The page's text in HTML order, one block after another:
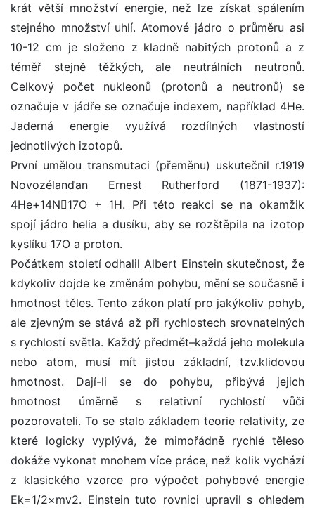
krát větší množství energie, než lze získat spálením
stejného množství uhlí. Atomové jádro o průměru asi
10-12 cm je složeno z kladně nabitých protonů a z
téměř stejně těžkých, ale neutrálních neutronů.
Celkový počet nukleonů (protonů a neutronů) se
označuje v jádře se označuje indexem, například 4He.
Jaderná energie využívá rozdílných vlastností
jednotlivých izotopů.
První umělou transmutaci (přeměnu) uskutečnil r.1919
Novozélanďan Ernest Rutherford (1871-1937):
4He+14N17O + 1H. Při této reakci se na okamžik
spojí jádro helia a dusíku, aby se rozštěpila na izotop
kyslíku 17O a proton.
Počátkem století odhalil Albert Einstein skutečnost, že
kdykoliv dojde ke změnám pohybu, mění se současně i
hmotnost těles. Tento zákon platí pro jakýkoliv pohyb,
ale zjevným se stává až při rychlostech srovnatelných
s rychlostí světla. Každý předmět–každá jeho molekula
nebo atom, musí mít jistou základní, tzv.klidovou
hmotnost. Dají-li se do pohybu, přibývá jejich
hmotnost úměrně s relativní rychlostí vůči
pozorovateli. To se stalo základem teorie relativity, ze
které logicky vyplývá, že mimořádně rychlé těleso
dokáže vykonat mnohem více práce, než kolik vychází
z klasického vzorce pro výpočet pohybové energie
Ek=1/2×mv2. Einstein tuto rovnici upravil s ohledem